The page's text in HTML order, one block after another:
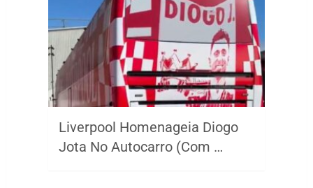
Liverpool Homenageia Diogo
Jota No Autocarro (Com …